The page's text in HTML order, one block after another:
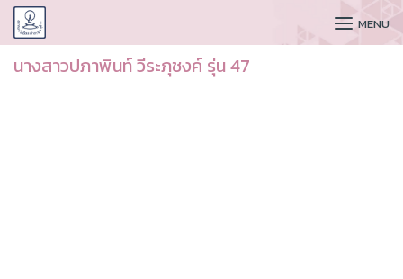
CUDAA MENU
นางสาวปภาพินท์ วีระภุชงค์ รุ่น 47